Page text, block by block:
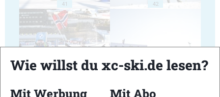
41 42
Wie willst du xc-ski.de lesen?
Mit Werbung
Mit Abo